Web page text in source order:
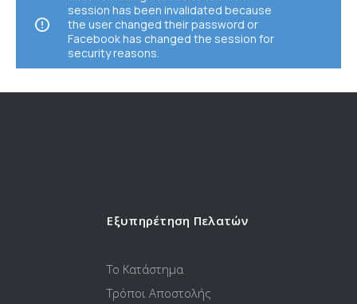
session has been invalidated because
the user changed their password or
Facebook has changed the session for
security reasons.
Εξυπηρέτηση Πελατών
Το Κατάστημα
Τρόποι Αποστολής